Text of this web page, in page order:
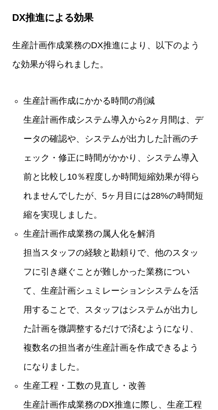
DX推進による効果
生産計画作成業務のDX推進により、以下のよう
な効果が得られました。
生産計画作成にかかる時間の削減
生産計画作成システム導入から2ヶ月間は、デ
ータの確認や、システムが出力した計画のチ
ェック・修正に時間がかかり、システム導入
前と比較し10％程度しか時間短縮効果が得ら
れませんでしたが、5ヶ月目には28%の時間短
縮を実現しました。
生産計画作成業務の属人化を解消
担当スタッフの経験と勘頼りで、他のスタッ
フに引き継ぐことが難しかった業務につい
て、生産計画シュミレーションシステムを活
用することで、スタッフはシステムが出力し
た計画を微調整するだけで済むようになり、
複数名の担当者が生産計画を作成できるよう
になりました。
生産工程・工数の見直し・改善
生産計画作成業務のDX推進に際し、生産工程